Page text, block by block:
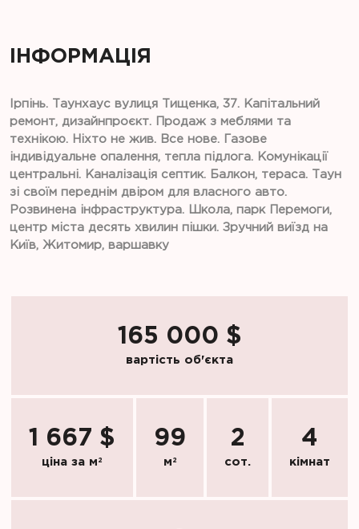
ІНФОРМАЦІЯ
Ірпінь. Таунхаус вулиця Тищенка, 37. Капітальний
ремонт, дизайнпроєкт. Продаж з меблями та
технікою. Ніхто не жив. Все нове. Газове
індивідуальне опалення, тепла підлога. Комунікації
центральні. Каналізація септик. Балкон, тераса. Таун
зі своїм переднім двіром для власного авто.
Розвинена інфраструктура. Школа, парк Перемоги,
центр міста десять хвилин пішки. Зручний виїзд на
Київ, Житомир, варшавку
165 000 $
вартість об'єкта
1 667 $
ціна за м 2
99
м 2
2
сот.
4
кімнат